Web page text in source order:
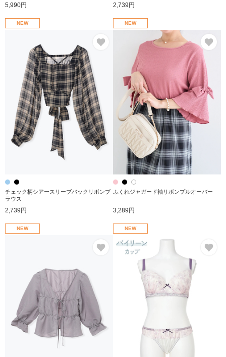
5,990円 2,739円
NEW
チェック柄シアースリーブバックリボンブ
ラウス
2,739円
NEW
ふくれジャガード袖リボンプルオーバー
3,289円
NEW
お気に入り
NEW